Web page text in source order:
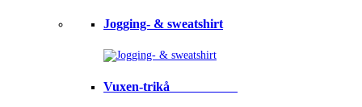
Jogging- & sweatshirt
Vuxen-trikå⠀⠀⠀⠀⠀⠀⠀